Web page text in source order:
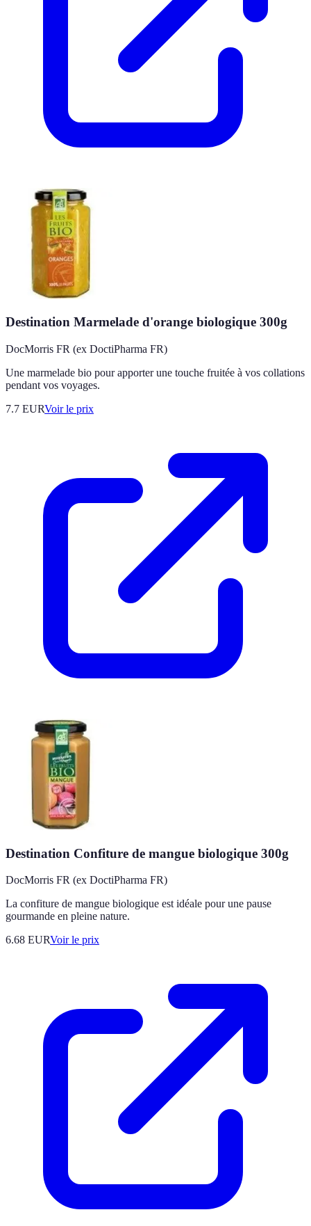
Destination Marmelade d'orange biologique 300g
DocMorris FR (ex DoctiPharma FR)
Une marmelade bio pour apporter une touche fruitée à vos collations
pendant vos voyages.
7.7 EURVoir le prix
Destination Confiture de mangue biologique 300g
DocMorris FR (ex DoctiPharma FR)
La confiture de mangue biologique est idéale pour une pause
gourmande en pleine nature.
6.68 EURVoir le prix